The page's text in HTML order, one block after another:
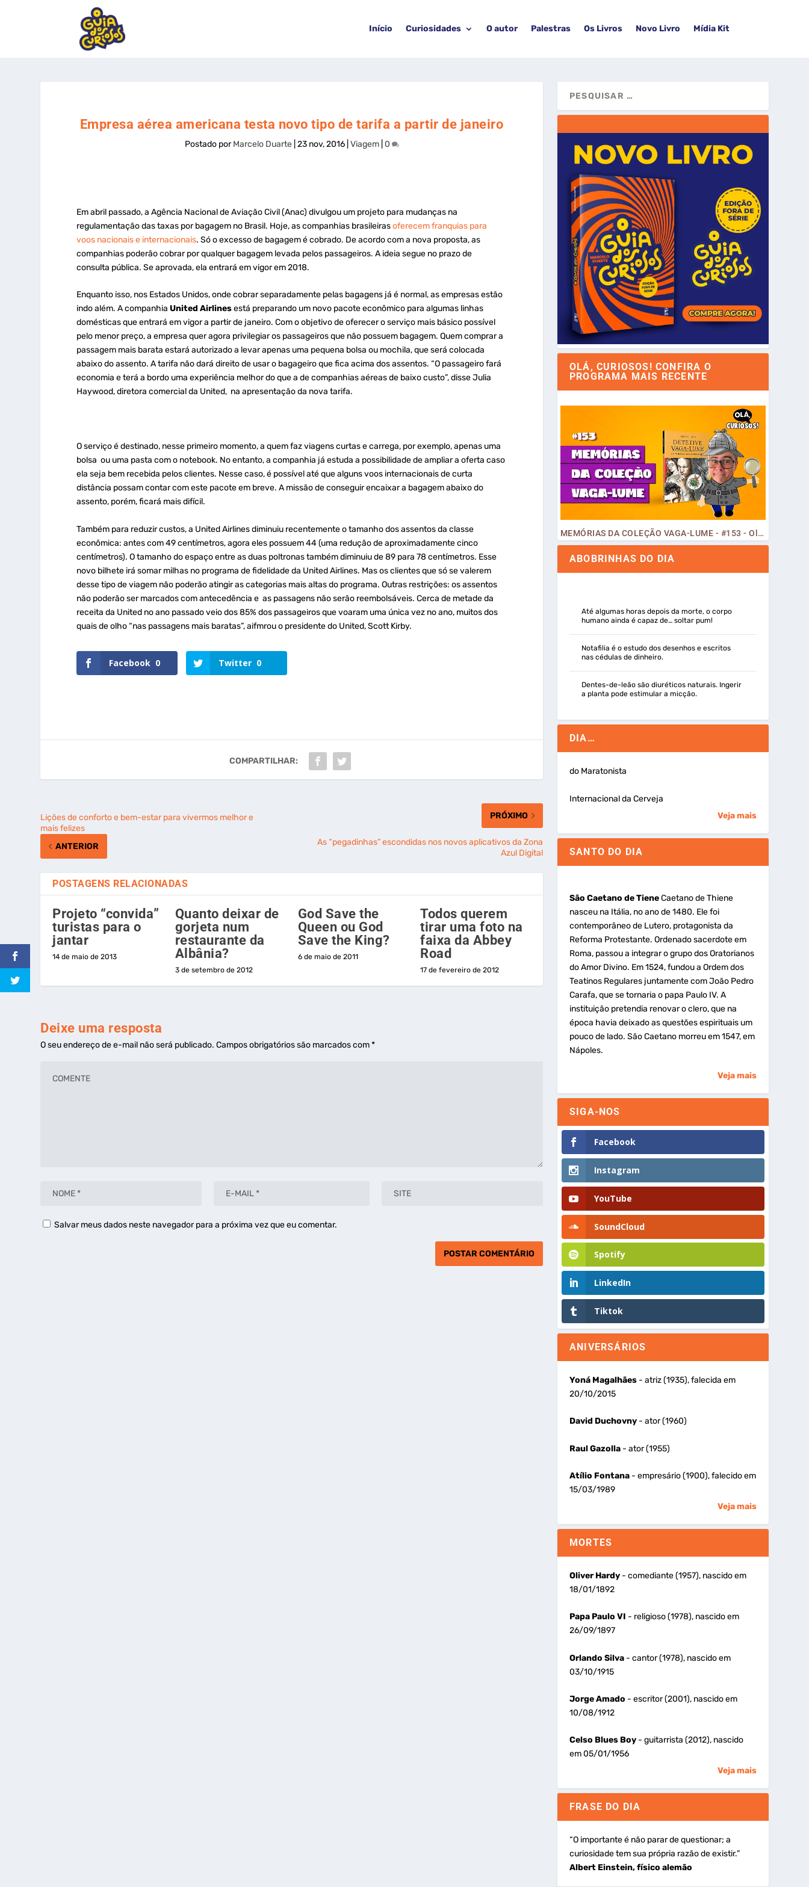
Início Curiosidades O autor Palestras Os Livros Novo Livro Mídia Kit
Empresa aérea americana testa novo tipo de tarifa a partir de janeiro
Postado porMarcelo Duarte| 23 nov, 2016| Viagem| 0
Em abril passado, a Agência Nacional de Aviação Civil (Anac) divulgou um projeto para mudanças na
regulamentação das taxas por bagagem no Brasil. Hoje, as companhias brasileirasoferecem franquias para
voos nacionais e internacionais. Só o excesso de bagagem é cobrado. De acordo com a nova proposta, as
companhias poderão cobrar por qualquer bagagem levada pelos passageiros. A ideia segue no prazo de
consulta pública. Se aprovada, ela entrará em vigor em 2018.
Enquanto isso, nos Estados Unidos, onde cobrar separadamente pelas bagagens já é normal, as empresas estão
indo além. A companhiaUnited Airlinesestá preparando um novo pacote econômico para algumas linhas
domésticas que entrará em vigor a partir de janeiro. Com o objetivo de oferecer o serviço mais básico possível
pelo menor preço, a empresa quer agora privilegiar os passageiros que não possuem bagagem. Quem comprar a
passagem mais barata estará autorizado a levar apenas uma pequena bolsa ou mochila, que será colocada
abaixo do assento. A tarifa não dará direito de usar o bagageiro que fica acima dos assentos. “O passageiro fará
economia e terá a bordo uma experiência melhor do que a de companhias aéreas de baixo custo”, disse Julia
Haywood, diretora comercial da United, na apresentação da nova tarifa.
O serviço é destinado, nesse primeiro momento, a quem faz viagens curtas e carrega, por exemplo, apenas uma
bolsa ou uma pasta com o notebook. No entanto, a companhia já estuda a possibilidade de ampliar a oferta caso
ela seja bem recebida pelos clientes. Nesse caso, é possível até que alguns voos internacionais de curta
distância possam contar com este pacote em breve. A missão de conseguir encaixar a bagagem abaixo do
assento, porém, ficará mais difícil.
Também para reduzir custos, a United Airlines diminuiu recentemente o tamanho dos assentos da classe
econômica: antes com 49 centímetros, agora eles possuem 44 (uma redução de aproximadamente cinco
centímetros). O tamanho do espaço entre as duas poltronas também diminuiu de 89 para 78 centímetros. Esse
novo bilhete irá somar milhas no programa de fidelidade da United Airlines. Mas os clientes que só se valerem
desse tipo de viagem não poderão atingir as categorias mais altas do programa. Outras restrições: os assentos
não poderão ser marcados com antecedência e as passagens não serão reembolsáveis. Cerca de metade da
receita da United no ano passado veio dos 85% dos passageiros que voaram uma única vez no ano, muitos dos
quais de olho “nas passagens mais baratas”, aifmrou o presidente do United, Scott Kirby.
Facebook 0 Twitter 0
COMPARTILHAR:
Lições de conforto e bem-estar para vivermos melhor e
mais felizes
ANTERIOR
PRÓXIMO
As “pegadinhas” escondidas nos novos aplicativos da Zona
Azul Digital
POSTAGENS RELACIONADAS
Projeto “convida”
turistas para o
jantar
14 de maio de 2013
Quanto deixar de
gorjeta num
restaurante da
Albânia?
3 de setembro de 2012
God Save the
Queen ou God
Save the King?
6 de maio de 2011
Todos querem
tirar uma foto na
faixa da Abbey
Road
17 de fevereiro de 2012
Deixe uma resposta
O seu endereço de e-mail não será publicado. Campos obrigatórios são marcados com*
Salvar meus dados neste navegador para a próxima vez que eu comentar.
OLÁ, CURIOSOS! CONFIRA O
PROGRAMA MAIS RECENTE
MEMÓRIAS DA COLEÇÃO VAGA-LUME - #153 - Olá, Curiosos! 2023
ABOBRINHAS DO DIA
Até algumas horas depois da morte, o corpo
humano ainda é capaz de… soltar pum!
Notafilia é o estudo dos desenhos e escritos
nas cédulas de dinheiro.
Dentes-de-leão são diuréticos naturais. Ingerir
a planta pode estimular a micção.
DIA…
do Maratonista
Internacional da Cerveja
Veja mais
SANTO DO DIA
São Caetano de TieneCaetano de Thiene
nasceu na Itália, no ano de 1480. Ele foi
contemporâneo de Lutero, protagonista da
Reforma Protestante. Ordenado sacerdote em
Roma, passou a integrar o grupo dos Oratorianos
do Amor Divino. Em 1524, fundou a Ordem dos
Teatinos Regulares juntamente com João Pedro
Carafa, que se tornaria o papa Paulo IV. A
instituição pretendia renovar o clero, que na
época havia deixado as questões espirituais um
pouco de lado. São Caetano morreu em 1547, em
Nápoles.
Veja mais
SIGA-NOS
Facebook
Instagram
YouTube
SoundCloud
Spotify
LinkedIn
Tiktok
ANIVERSÁRIOS
Yoná Magalhães- atriz (1935), falecida em
20/10/2015
David Duchovny- ator (1960)
Raul Gazolla- ator (1955)
Atílio Fontana- empresário (1900), falecido em
15/03/1989
Veja mais
MORTES
Oliver Hardy- comediante (1957), nascido em
18/01/1892
Papa Paulo VI - religioso (1978), nascido em
26/09/1897
Orlando Silva- cantor (1978), nascido em
03/10/1915
Jorge Amado - escritor (2001), nascido em
10/08/1912
Celso Blues Boy- guitarrista (2012), nascido
em 05/01/1956
Veja mais
FRASE DO DIA
“O importante é não parar de questionar; a
curiosidade tem sua própria razão de existir.”
Albert Einstein, físico alemão